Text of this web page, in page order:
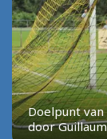
Doelpunt
door